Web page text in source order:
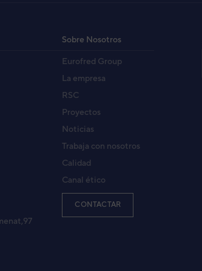
Sobre Nosotros
Eurofred Group
La empresa
RSC
Proyectos
Noticias
Trabaja con nosotros
Calidad
Canal ético
CONTACTAR